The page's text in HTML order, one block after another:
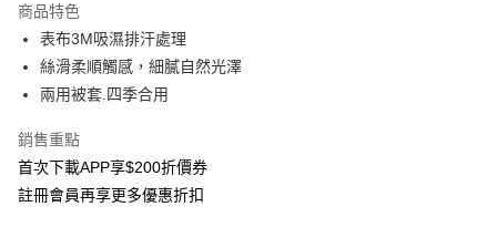
2.付款方式選擇「大哥付你分期」，訂單成立後會自動跳轉到大哥付的交易
流程，驗證手機門號後，選擇欲分期的期數、繳款截止日，確認付款後即完
成交易。
3.實際核准額度、可分期數及費用金額請依後續交易確認頁面所載為準。
4.訂單成立30分鐘內，如未前往確認交易或遇審核未通過，訂單將自動取
法說明評估內容。
【繳款方式說明】
1.分期款項不併入電信帳單，「大哥付你分期」於每月結算日後寄送繳費提
醒簡訊。
相關說明
【關於「AFTEE先享後付」】
AFTEE先享後付是「在收到商品之後才付款」的支付方式。 讓您購物簡單
便利好安心！
３．安心：先確認商品／服務後，再付款。
【「AFTEE先享後付」結帳流程】
１．於結帳方式選擇「AFTEE先享後付」後，將跳轉至「AFTEE先享後付」
ATM付款
貨到付款
運送方式
宅配
商品特色
表布3M吸濕排汗處理
絲滑柔順觸感，細膩自然光澤
兩用被套.四季合用
銷售重點
首次下載APP享$200折價券
註冊會員再享更多優惠折扣